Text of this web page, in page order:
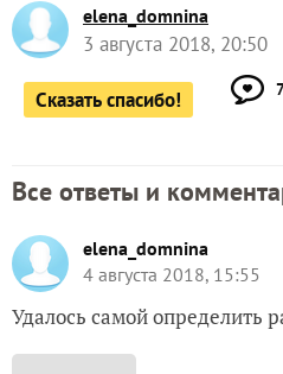
elena_domnina
3 августа 2018, 20:50
Сказать спасибо!
Все ответы и
elena_domnina
4 августа 2018, 15:55
Удалось самой определить